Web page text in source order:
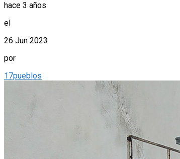
hace 3 años
el
26 Jun 2023
por
17pueblos